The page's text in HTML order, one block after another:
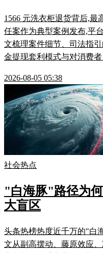
1566 元洗衣柜退货背后,
任案作为典型案例发布,平
文梳理案件细节、司法指
金提现套利模式与对消费者
2026-08-05 05:38
社会热点
"白海豚"路径为
大盲区
头条热榜热度近千万的"白
文从副高摆动、藤原效应